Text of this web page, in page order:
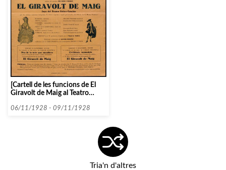
[Cartell de les funcions de El
Giravolt de Maig al Teatro
06/11/1928 - 09/11/1928
Tria'n d'altres